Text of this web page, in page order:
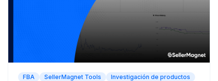
FBA SellerMagnet Tools Investigación de productos